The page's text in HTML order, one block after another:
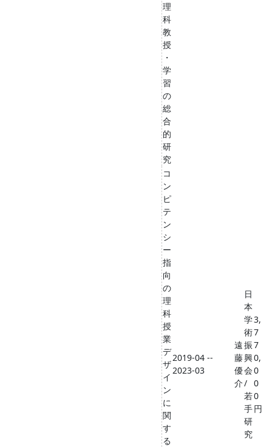
理
科
教
授
・
学
習
の
総
合
的
研
究
コ
ン
ピ
テ
ン
シ
ー
指
向
の
理
科
授
業
デ
ザ
イ
ン
に
関
す
る
2019-04 --
2023-03
遠
藤
優
介
日
本
学
術
振
興
会
/
若
手
研
究
3,
7
7
0,
0
0
0
円